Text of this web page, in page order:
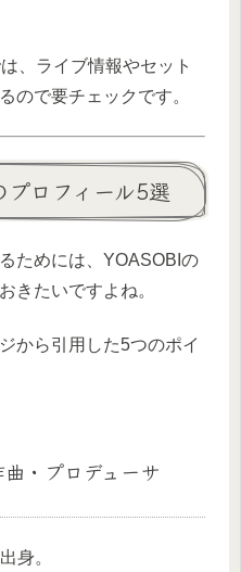
、ライブ情報やセット
ので要チェックです。
プロフィール5選
ためには、YOASOBIの
きたいですよね。
から引用した5つのポイ
・プロデューサ
身。